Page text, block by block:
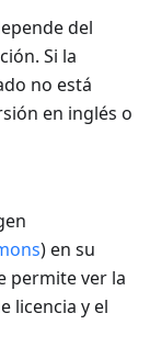
del
Si la
no está
en inglés o
) en su
permite ver la
licencia y el